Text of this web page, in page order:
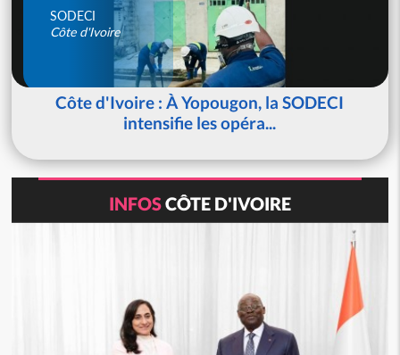
SODECI
Côte d'Ivoire
Côte d'Ivoire : À Yopougon, la SODECI
intensifie les opéra...
INFOSCÔTE D'IVOIRE